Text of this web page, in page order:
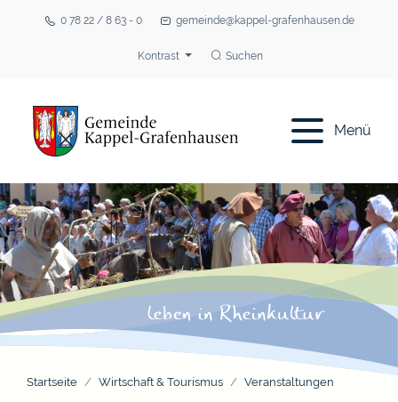
0 78 22 / 8 63 - 0 gemeinde@kappel-grafenhausen.de
Kontrast Suchen
Menü
Startseite Wirtschaft & Tourismus Veranstaltungen